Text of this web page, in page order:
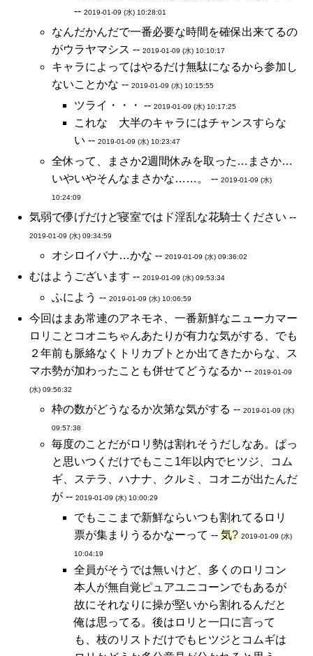
-- 2019-01-09 (水) 10:28:01
なんだかんだで一番必要な時間を確保出来てるの
がウラヤマシス -- 2019-01-09 (水) 10:10:17
キャラによってはやるだけ無駄になるから参加し
ないことかな -- 2019-01-09 (水) 10:15:55
ツライ・・・ -- 2019-01-09 (水) 10:17:25
これな 大半のキャラにはチャンスすらな
い -- 2019-01-09 (水) 10:23:47
全休って、まさか2週間休みを取った…まさか…
いやいやそんなまさかな……。 -- 2019-01-09 (水)
10:24:09
気弱で儚げだけど寝室ではド淫乱な花騎士ください --
2019-01-09 (水) 09:34:59
オシロイバナ…かな -- 2019-01-09 (水) 09:36:02
むはようございます -- 2019-01-09 (水) 09:53:34
ふによう -- 2019-01-09 (水) 10:06:59
今回はまあ常連のアネモネ、一番新鮮なニューカマー
ロリことコオニちゃんあたりが有力な気がする、でも
２年前も脈絡なくトリカブトとか出てきたからな、ス
マホ勢が加わったことも併せてどうなるか -- 2019-01-09
(水) 09:56:32
枠の数がどうなるか次第な気がする -- 2019-01-09 (水)
09:57:38
毎度のことだがロリ勢は割れそうだしなあ。ぱっ
と思いつくだけでもここ1年以内でヒツジ、コム
ギ、ステラ、ハナナ、クルミ、コオニが出たんだ
が -- 2019-01-09 (水) 10:00:29
でもここまで新鮮ならいつも割れてるロリ
票が集まりうるかなーって -- 気? 2019-01-09 (水)
10:04:19
全員がそうでは無いけど、多くのロリコン
本人が無自覚ピュアユニコーンでもあるが
故にそれなりに操が堅いから割れるんだと
俺は思ってる。後はロリと一口に言って
も、枝のリストだけでもヒツジとコムギは